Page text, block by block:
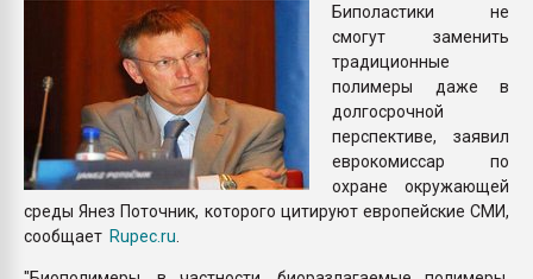
ПЕРЕЙТИ НА
Биполастики не
смогут заменить
традиционные
полимеры даже в
долгосрочной
перспективе, заявил
еврокомиссар по
охране окружающей
среды Янез Поточник, которого цитируют европейские СМИ,
сообщает Rupec.ru